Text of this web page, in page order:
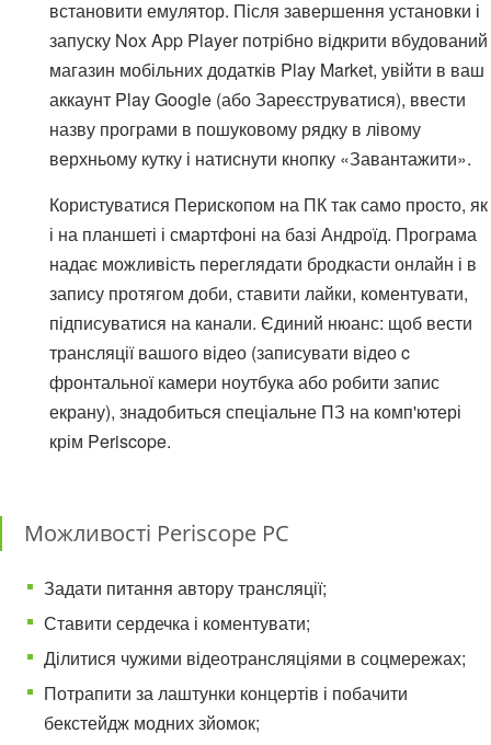
встановити емулятор. Після завершення установки і
запуску Nox App Player потрібно відкрити вбудований
магазин мобільних додатків Play Market, увійти в ваш
аккаунт Play Google (або Зареєструватися), ввести
назву програми в пошуковому рядку в лівому
верхньому кутку і натиснути кнопку «Завантажити».
Користуватися Перископом на ПК так само просто, як
і на планшеті і смартфоні на базі Андроїд. Програма
надає можливість переглядати бродкасти онлайн і в
запису протягом доби, ставити лайки, коментувати,
підписуватися на канали. Єдиний нюанс: щоб вести
трансляції вашого відео (записувати відео c
фронтальної камери ноутбука або робити запис
екрану), знадобиться спеціальне ПЗ на комп'ютері
крім Periscope.
Можливості Periscope PC
Задати питання автору трансляції;
Ставити сердечка і коментувати;
Ділитися чужими відеотрансляціями в соцмережах;
Потрапити за лаштунки концертів і побачити
бекстейдж модних зйомок;